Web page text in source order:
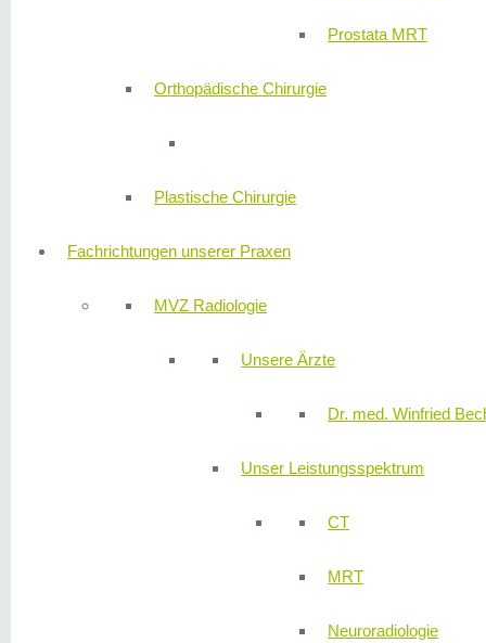
Prostata MRT
Orthopädische Chirurgie
Plastische Chirurgie
Fachrichtungen unserer Praxen
MVZ Radiologie
Unsere Ärzte
Dr. med. Winfried
Unser Leistungsspektrum
CT
MRT
Neuroradiologie